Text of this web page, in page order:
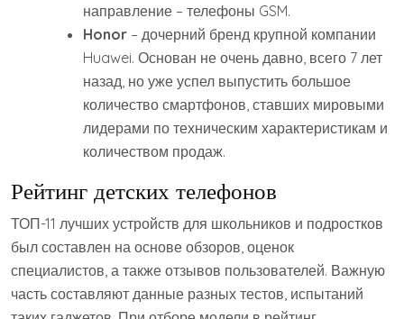
направление – телефоны GSM.
Honor – дочерний бренд крупной компании
Huawei. Основан не очень давно, всего 7 лет
назад, но уже успел выпустить большое
количество смартфонов, ставших мировыми
лидерами по техническим характеристикам и
количеством продаж.
Рейтинг детских телефонов
ТОП-11 лучших устройств для школьников и подростков
был составлен на основе обзоров, оценок
специалистов, а также отзывов пользователей. Важную
часть составляют данные разных тестов, испытаний